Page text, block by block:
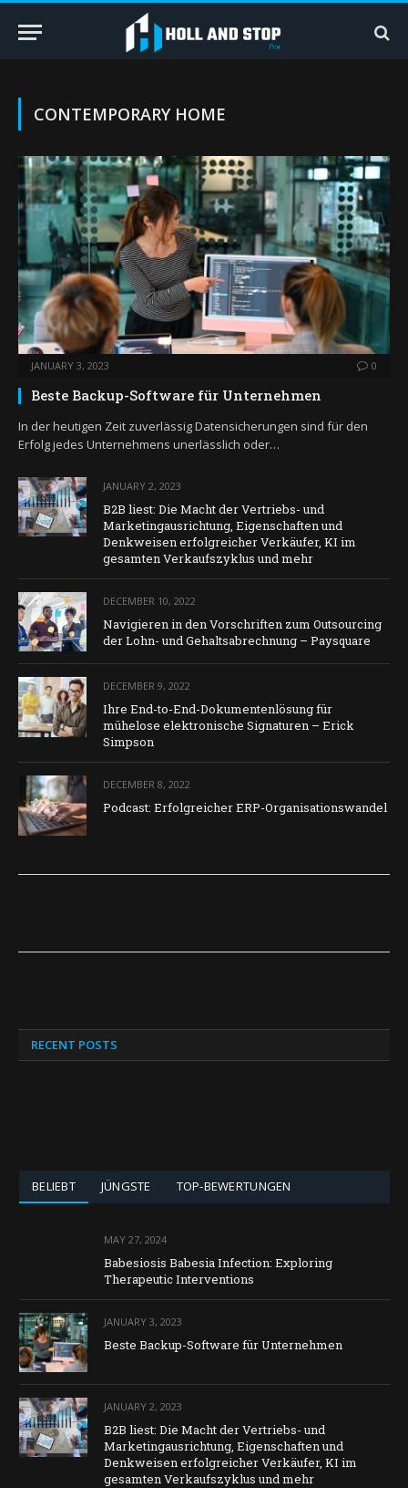
CONTEMPORARY HOME
JANUARY 3, 2023 0
Beste Backup-Software für Unternehmen
In der heutigen Zeit zuverlässig Datensicherungen sind für den
Erfolg jedes Unternehmens unerlässlich oder…
JANUARY 2, 2023
B2B liest: Die Macht der Vertriebs- und
Marketingausrichtung, Eigenschaften und
Denkweisen erfolgreicher Verkäufer, KI im
gesamten Verkaufszyklus und mehr
DECEMBER 10, 2022
Navigieren in den Vorschriften zum Outsourcing
der Lohn- und Gehaltsabrechnung – Paysquare
DECEMBER 9, 2022
Ihre End-to-End-Dokumentenlösung für
mühelose elektronische Signaturen – Erick
Simpson
DECEMBER 8, 2022
Podcast: Erfolgreicher ERP-Organisationswandel
RECENT POSTS
BELIEBT JÜNGSTE TOP-BEWERTUNGEN
MAY 27, 2024
Babesiosis Babesia Infection: Exploring
Therapeutic Interventions
JANUARY 3, 2023
Beste Backup-Software für Unternehmen
JANUARY 2, 2023
B2B liest: Die Macht der Vertriebs- und
Marketingausrichtung, Eigenschaften und
Denkweisen erfolgreicher Verkäufer, KI im
gesamten Verkaufszyklus und mehr